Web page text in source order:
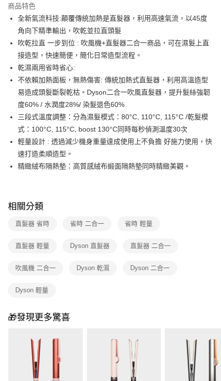
臺灣中小企業銀行
匯豐（台灣）商業銀行
華泰商業銀行
聯邦商業銀行
遠東國際商業銀行
元大商業銀行
永豐商業銀行
玉山商業銀行
星展（台灣）商業銀行
台灣樂天信用卡公司
上海商業儲蓄銀行
國泰世華商業銀行
兆豐國際商業銀行
匯豐（台灣）商業銀行
華泰商業銀行
聯邦商業銀行
遠東國際商業銀行
元大商業銀行
永豐商業銀行
玉山商業銀行
台新國際商業銀行
中國信託商業銀行
LINE Pay
Apple Pay
街口支付
Google Pay
ATM付款
運送方式
宅配
每筆NT$100，滿NT$999(含以上)免運費
付款後門市自取
免運費
商品特色
全新氣流科技:顛覆傳統加熱是直髮器，利用高速氣流，以45度
角向下精準輸出，吹乾並拉直頭髮
吹乾拉直 一步到位 : 吹風機+直髮器二合一商品，可在濕髮上直
接造型，快速簡便，簡化日常造型流程。
乾濕兩用省時省心:
不依賴加熱面板，無熱傷害: 傳統加熱式直髮器，利用高溫造型
易造成頭髮斷裂乾枯。Dyson二合一吹風直髮器，提升髮絲強韌
度60% / 水潤度28%/ 染髮退色60%
三段式溫度調整：分為濕髮模式：80°C, 110°C, 115°C /乾髮模
式：100°C, 115°C, boost 130°C同時每秒偵測溫度30次
輕量設計 : 透過減少機身重量達成使用上不負擔 好施力使用，快
速打造柔順造型。
精緻絨布隔熱墊：高質感絨布緞面隔熱墊同時精緻美觀。
相關分類
直髮器 省時 省時 二合一 省時 輕量
直髮器 輕量 Dyson 直髮器 直髮器 二合一
吹風機 二合一 Dyson 乾濕 Dyson 二合一
Dyson 輕量
🎁發現更多驚喜